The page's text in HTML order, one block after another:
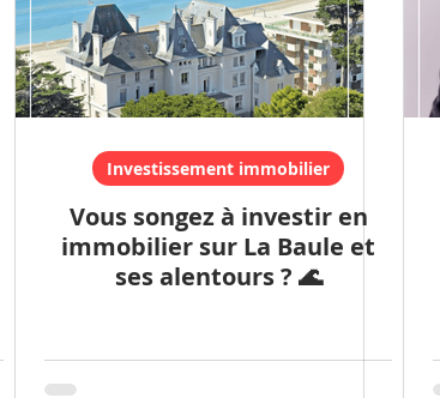
Investissement immobilier
Vous songez à investir en
immobilier sur La Baule et
ses alentours ? 🌊